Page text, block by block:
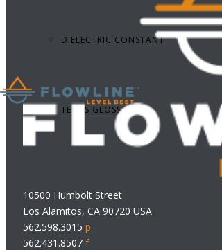
DIELECTRIC CONSTANT
TERMS GLOSSARY
10500 Humbolt Street
Los Alamitos, CA 90720 USA
562.598.3015p
562.431.8507f